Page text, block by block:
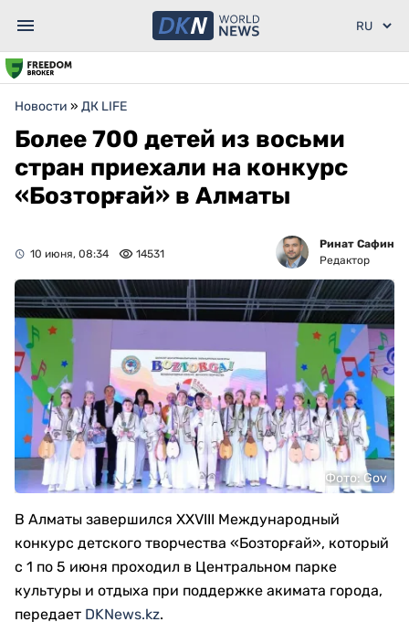
Новости » ДК LIFE
Более 700 детей из восьми
стран приехали на конкурс
«Бозторғай» в Алматы
10 июня, 08:34 14531
Ринат Сафин
Редактор
Фото: Gov
В Алматы завершился XXVIII Международный
конкурс детского творчества «Бозторғай», который
с 1 по 5 июня проходил в Центральном парке
культуры и отдыха при поддержке акимата города,
передает DKNews.kz.